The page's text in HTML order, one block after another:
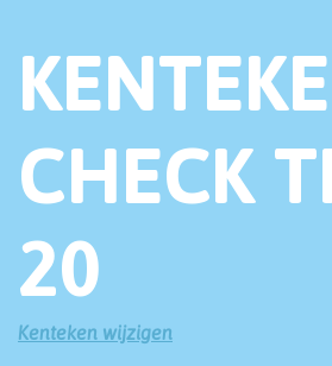
CHECK
20
Kenteken wijzigen